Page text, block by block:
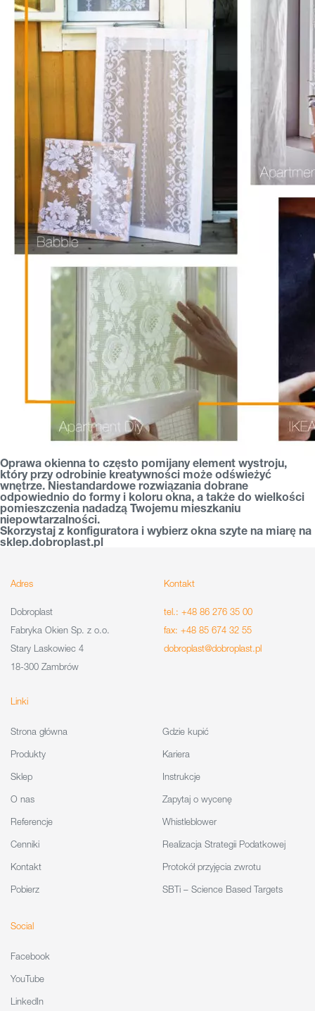
Oprawa okienna to często pomijany element wystroju,
który przy odrobinie kreatywności może odświeżyć
wnętrze. Niestandardowe rozwiązania dobrane
odpowiednio do formy i koloru okna, a także do wielkości
pomieszczenia nadadzą Twojemu mieszkaniu
niepowtarzalności.
Skorzystaj z konfiguratora i wybierz okna szyte na miarę na
sklep.dobroplast.pl
Adres
Dobroplast
Fabryka Okien Sp. z o.o.
Stary Laskowiec 4
18-300 Zambrów
Kontakt
tel.: +48 86 276 35 00
fax: +48 85 674 32 55
dobroplast@dobroplast.pl
Linki
Strona główna
Produkty
Sklep
O nas
Referencje
Cenniki
Kontakt
Pobierz
Gdzie kupić
Kariera
Instrukcje
Zapytaj o wycenę
Whistleblower
Realizacja Strategii Podatkowej
Protokół przyjęcia zwrotu
SBTi – Science Based Targets
Social
Facebook
YouTube
LinkedIn